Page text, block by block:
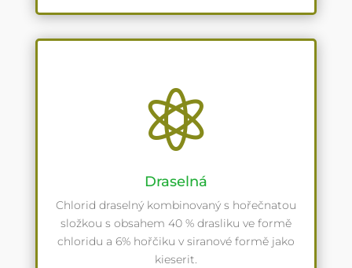

Draselná
Chlorid draselný kombinovaný s hořečnatou
složkou s obsahem 40 % drasliku ve formě
chloridu a 6% hořčiku v siranové formě jako
kieserit.